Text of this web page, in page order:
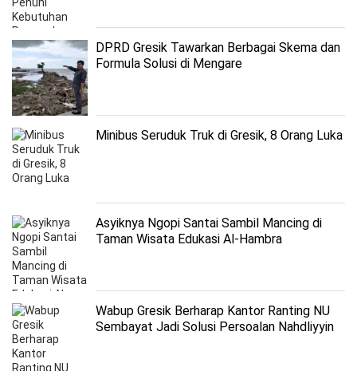
DPRD Gresik Tawarkan Berbagai Skema dan
Formula Solusi di Mengare
Minibus Seruduk Truk di Gresik, 8 Orang Luka
Asyiknya Ngopi Santai Sambil Mancing di
Taman Wisata Edukasi Al-Hambra
Wabup Gresik Berharap Kantor Ranting NU
Sembayat Jadi Solusi Persoalan Nahdliyyin